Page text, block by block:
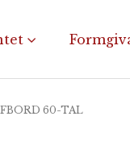
60-TAL